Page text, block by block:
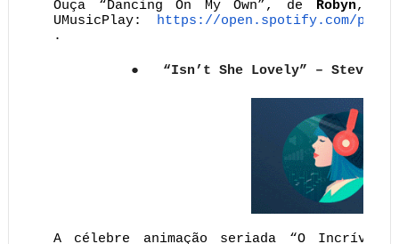
Ouça “Dancing On My Own”, de Robyn,
UMusicPlay: https://open.spotify.com/
.
● “Isn’t She Lovely” – Stevie
A célebre animação seriada “O Incrível